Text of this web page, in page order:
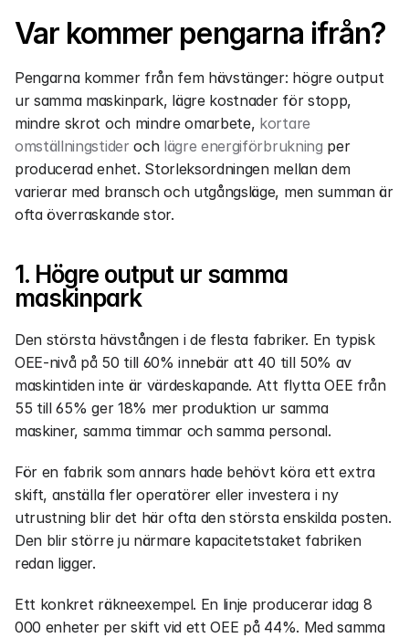
Var kommer pengarna ifrån?
Pengarna kommer från fem hävstänger: högre output
ur samma maskinpark, lägre kostnader för stopp,
mindre skrot och mindre omarbete, kortare
omställningstider och lägre energiförbrukning per
producerad enhet. Storleksordningen mellan dem
varierar med bransch och utgångsläge, men summan är
ofta överraskande stor.
1. Högre output ur samma
maskinpark
Den största hävstången i de flesta fabriker. En typisk
OEE-nivå på 50 till 60% innebär att 40 till 50% av
maskintiden inte är värdeskapande. Att flytta OEE från
55 till 65% ger 18% mer produktion ur samma
maskiner, samma timmar och samma personal.
För en fabrik som annars hade behövt köra ett extra
skift, anställa fler operatörer eller investera i ny
utrustning blir det här ofta den största enskilda posten.
Den blir större ju närmare kapacitetstaket fabriken
redan ligger.
Ett konkret räkneexempel. En linje producerar idag 8
000 enheter per skift vid ett OEE på 44%. Med samma